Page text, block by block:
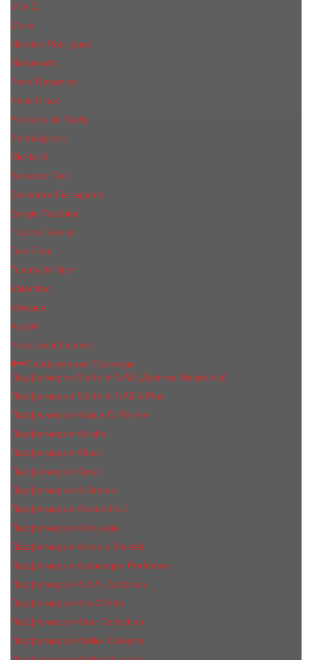
M.А.C.
Mexx
Narciso Rodriguez
Nasomatto
Paco Rabanne
Paris Hilton
Parfums de Marly
Penhaligon​'s
RicHarD
Salvador Dali
Salvatore Ferragamo
Sergio Tacchini
Tiziana Terenzi
Tom Ford
Tommy Hilfiger
Valentino
Versace
Xerjoff
Yves Saint Laurent
Парфюмерия Премиум
Парфюмерия Made In UAE (Духи из Эмиратов)
Парфюмерия Made In UAE A Plus
Парфюмерия Acqua Di Parma
Парфюмерия Adisha
Парфюмерия Afnan
Парфюмерия Ajmal
Парфюмерия Aj Arabia
Парфюмерия Alexandre J.
Парфюмерия Amouage
Парфюмерия Antonio Maretti
Парфюмерия Arabesque Perfumes
Парфюмерия Ard Al Zaafaran
Парфюмерия ArteOlfatto
Парфюмерия Attar Collection
Парфюмерия Atelier Cologne